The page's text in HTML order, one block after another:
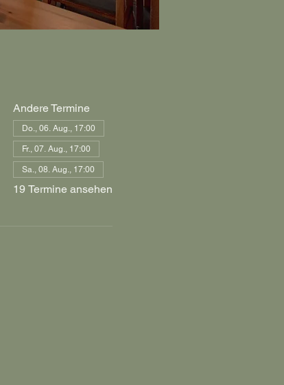
Andere Termine
Do., 06. Aug., 17:00
Fr., 07. Aug., 17:00
Sa., 08. Aug., 17:00
19 Termine ansehen